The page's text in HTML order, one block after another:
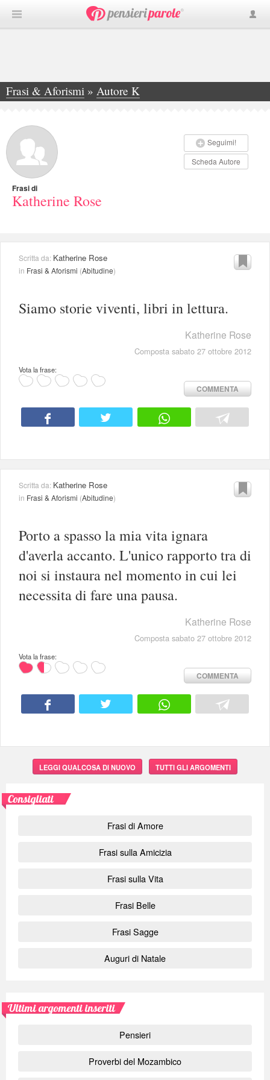
Frasi & Aforismi » Autore K
»Katherine Rose
Seguimi!
Scheda Autore
Frasi di
Katherine Rose
Scritta da: Katherine Rose
in Frasi & Aforismi (Abitudine)
Siamo storie viventi, libri in lettura.
Katherine Rose
Composta sabato 27 ottobre 2012
Vota la frase:
COMMENTA
Scritta da: Katherine Rose
in Frasi & Aforismi (Abitudine)
Porto a spasso la mia vita ignara
d'averla accanto. L'unico rapporto tra di
noi si instaura nel momento in cui lei
necessita di fare una pausa.
Katherine Rose
Composta sabato 27 ottobre 2012
Vota la frase:
COMMENTA
LEGGI QUALCOSA DI NUOVO TUTTI GLI ARGOMENTI
Consigliati
Frasi di Amore
Frasi sulla Amicizia
Frasi sulla Vita
Frasi Belle
Frasi Sagge
Auguri di Natale
Ultimi argomenti inseriti
Pensieri
Proverbi del Mozambico